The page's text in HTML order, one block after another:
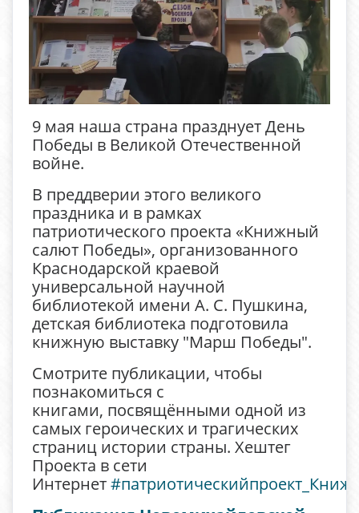
9 мая наша страна празднует День
Победы в Великой Отечественной
войне.
В преддверии этого великого
праздника и в рамках
патриотического проекта «Книжный
салют Победы», организованного
Краснодарской краевой
универсальной научной
библиотекой имени А. С. Пушкина,
детская библиотека подготовила
книжную выставку "Марш Победы".
Смотрите публикации, чтобы
познакомиться с
книгами, посвящёнными одной из
самых героических и трагических
страниц истории страны. Хештег
Проекта в сети
Интернет